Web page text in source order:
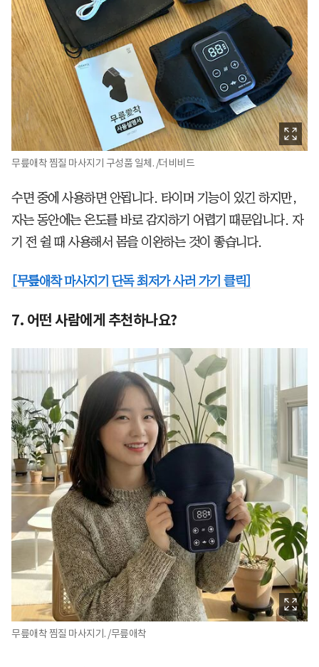
무릎애착 찜질 마사지기 구성품 일체. /더비비드
수면 중에 사용하면 안됩니다. 타이머 기능이 있긴 하지만,
자는 동안에는 온도를 바로 감지하기 어렵기 때문입니다. 자
기 전 쉴 때 사용해서 몸을 이완하는 것이 좋습니다.
[무릎애착 마사지기 단독 최저가 사러 가기 클릭]
7. 어떤 사람에게 추천하나요?
무릎애착 찜질 마사지기. /무릎애착